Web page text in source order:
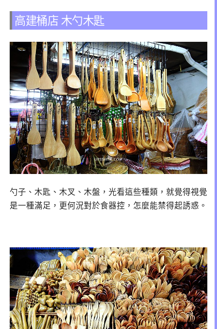
高建桶店 木勺木匙
勺子、木匙、木叉、木盤，光看這些種類，就覺得視覺
是一種滿足，更何況對於食器控，怎麼能禁得起誘惑。